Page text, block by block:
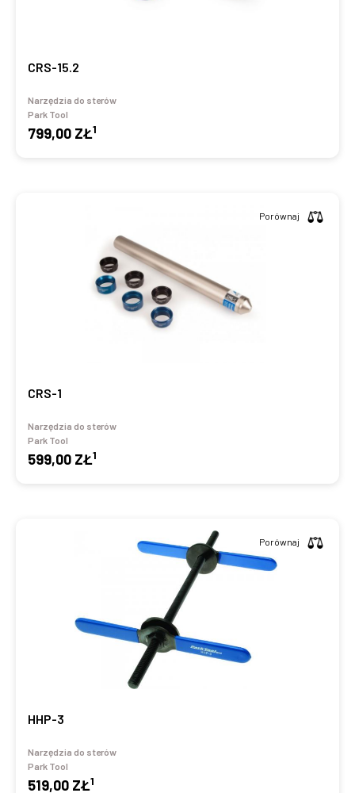
CRS-15.2
Narzędzia do sterów
Park Tool
799,00 ZŁ1
CRS-1
Narzędzia do sterów
Park Tool
599,00 ZŁ1
Porównaj
HHP-3
Narzędzia do sterów
Park Tool
519,00 ZŁ1
Porównaj